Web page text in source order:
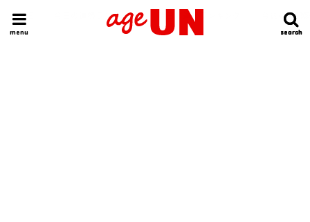
search
search
menu
HOME 今日の運勢ランキング 明日の運勢ランキング 今週の運勢